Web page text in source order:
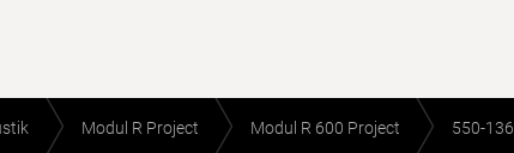
Modul R Project Modul R 600 Project 550-136